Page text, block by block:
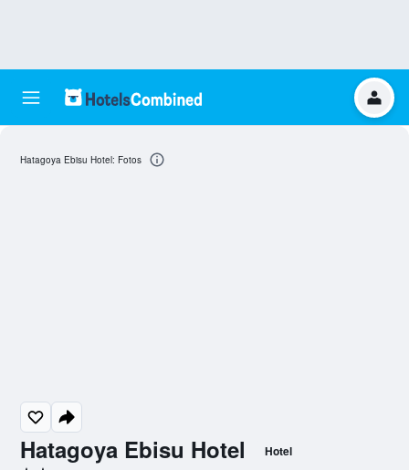
Hatagoya Ebisu Hotel Hotel
Hatagoya Ebisu Hotel: Fotos